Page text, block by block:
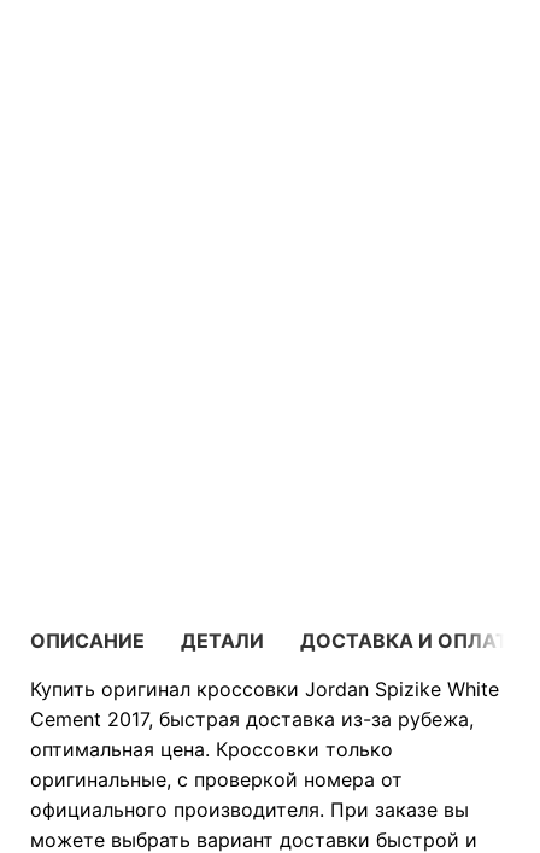
ОПИСАНИЕ ДЕТАЛИ
ДОСТАВКА И ОПЛАТА
Купить оригинал кроссовки Jordan Spizike White
Cement 2017, быстрая доставка из-за рубежа,
оптимальная цена. Кроссовки только
оригинальные, с проверкой номера от
официального производителя. При заказе вы
можете выбрать вариант доставки быстрой и